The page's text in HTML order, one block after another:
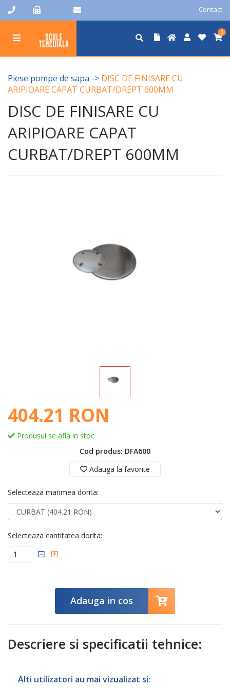
Contact
0
Piese pompe de sapa -> DISC DE FINISARE CU
ARIPIOARE CAPAT CURBAT/DREPT 600MM
DISC DE FINISARE CU
ARIPIOARE CAPAT
CURBAT/DREPT 600MM
404.21 RON
Produsul se afla in stoc
Cod produs: DFA600
Adauga la favorite
Selecteaza marimea dorita:
Selecteaza cantitatea dorita:
Adauga in cos
Descriere si specificatii tehnice:
Alti utilizatori au mai vizualizat si: